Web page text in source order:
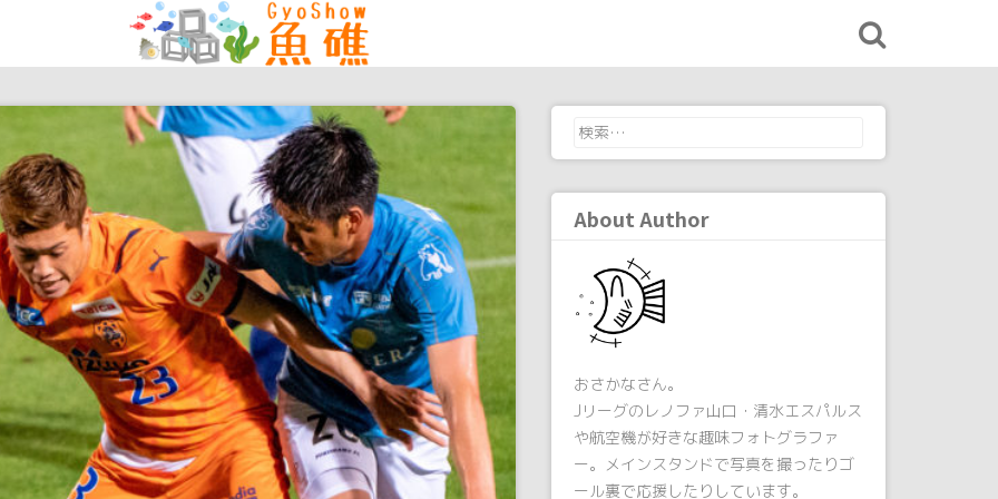
検
About Author
おさかなさん。
Jリーグのレノファ山口・清水エスパルス
や航空機が好きな趣味フォトグラファ
ー。メインスタンドで写真を撮ったりゴ
ール裏で応援したりしています。